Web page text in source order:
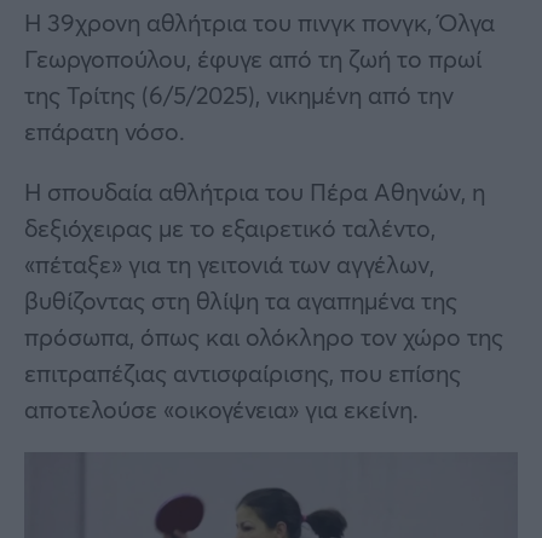
Η 39χρονη αθλήτρια του πινγκ πονγκ, Όλγα
Γεωργοπούλου, έφυγε από τη ζωή το πρωί
της Τρίτης (6/5/2025), νικημένη από την
επάρατη νόσο.
Η σπουδαία αθλήτρια του Πέρα Αθηνών, η
δεξιόχειρας με το εξαιρετικό ταλέντο,
«πέταξε» για τη γειτονιά των αγγέλων,
βυθίζοντας στη θλίψη τα αγαπημένα της
πρόσωπα, όπως και ολόκληρο τον χώρο της
επιτραπέζιας αντισφαίρισης, που επίσης
αποτελούσε «οικογένεια» για εκείνη.